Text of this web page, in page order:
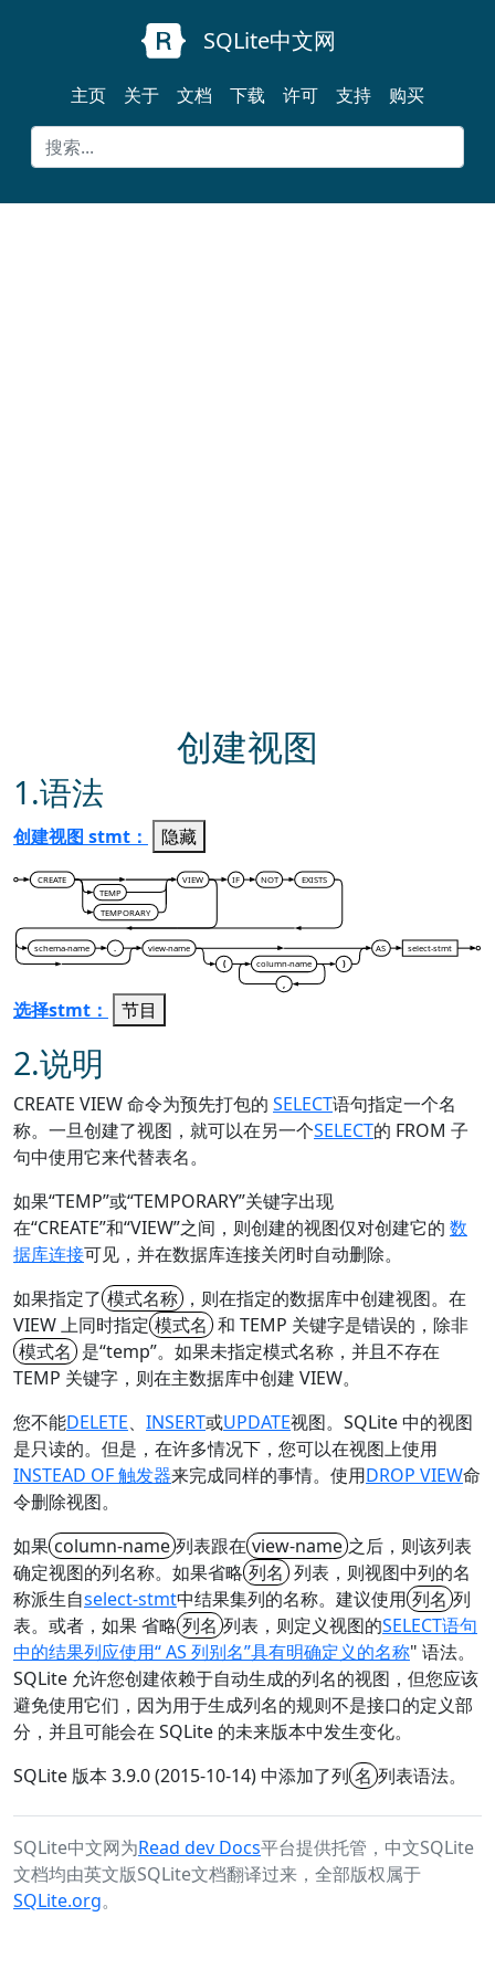
SQLite中文网
主页 关于 文档 下载 许可 支持 购买
创建视图
1.语法
创建视图 stmt： 隐藏
CREATE
TEMP
TEMPORARY
VIEW IF NOT EXISTS
schema-name .
view-name
(
column-name )
AS select-stmt
,
选择stmt： 节目
2.说明
CREATE VIEW 命令为预先打包的 SELECT语句指定一个名
称。 一旦创建了视图，就可以在另一个SELECT的 FROM 子
句中使用它来代替表名。
如果“TEMP”或“TEMPORARY”关键字出现
在“CREATE”和“VIEW”之间，则创建的视图仅对创建它的 数
据库连接可见，并在数据库连接关闭时自动删除。
如果指定了 模式名称 ，则在指定的数据库中创建视图。 在
VIEW 上同时指定 模式名 和 TEMP 关键字是错误的，除非
模式名 是“temp”。 如果未指定模式名称，并且不存在
TEMP 关键字，则在主数据库中创建 VIEW。
您不能DELETE、 INSERT或UPDATE视图。 SQLite 中的视图
是只读的。 但是，在许多情况下，您可以在视图上使用
INSTEAD OF 触发器来完成同样的事情。 使用DROP VIEW命
令删除视图。
如果 column-name 列表跟在 view-name 之后，则该列表
确定视图的列名称。 如果省略 列名 列表，则视图中列的名
称派生自select-stmt中结果集列的名称。 建议使用 列名 列
表。 或者，如果省略 列名 列表，则定义视图的SELECT语句
中的结果列应使用“AS 列别名”具有明确定义的名称" 语法。
SQLite 允许您创建依赖于自动生成的列名的视图，但您应该
避免使用它们，因为用于生成列名的规则不是接口的定义部
分，并且可能会在 SQLite 的未来版本中发生变化。
SQLite 版本 3.9.0 (2015-10-14) 中添加了列 名 列表语法。
SQLite中文网为Read dev Docs平台提供托管，中文SQLite
文档均由英文版SQLite文档翻译过来，全部版权属于
SQLite.org。